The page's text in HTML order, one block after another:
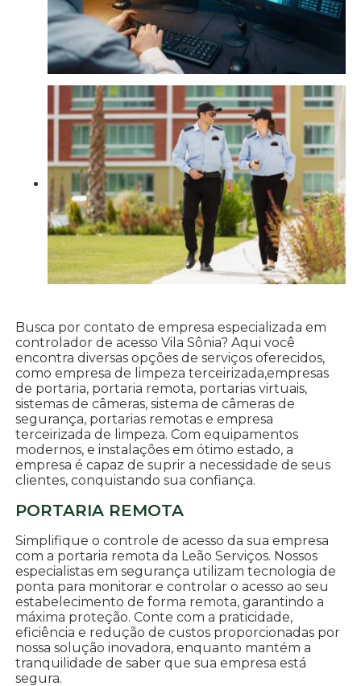
Busca por contato de empresa especializada em
controlador de acesso Vila Sônia? Aqui você
encontra diversas opções de serviços oferecidos,
como empresa de limpeza terceirizada,empresas
de portaria, portaria remota, portarias virtuais,
sistemas de câmeras, sistema de câmeras de
segurança, portarias remotas e empresa
terceirizada de limpeza. Com equipamentos
modernos, e instalações em ótimo estado, a
empresa é capaz de suprir a necessidade de seus
clientes, conquistando sua confiança.
PORTARIA REMOTA
Simplifique o controle de acesso da sua empresa
com a portaria remota da Leão Serviços. Nossos
especialistas em segurança utilizam tecnologia de
ponta para monitorar e controlar o acesso ao seu
estabelecimento de forma remota, garantindo a
máxima proteção. Conte com a praticidade,
eficiência e redução de custos proporcionadas por
nossa solução inovadora, enquanto mantém a
tranquilidade de saber que sua empresa está
segura.